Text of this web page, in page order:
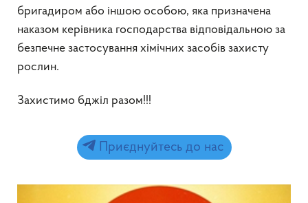
бригадиром або іншою особою, яка призначена
наказом керівника господарства відповідальною за
безпечне застосування хімічних засобів захисту
рослин.
Захистимо бджіл разом!!!
Приєднуйтесь до нас